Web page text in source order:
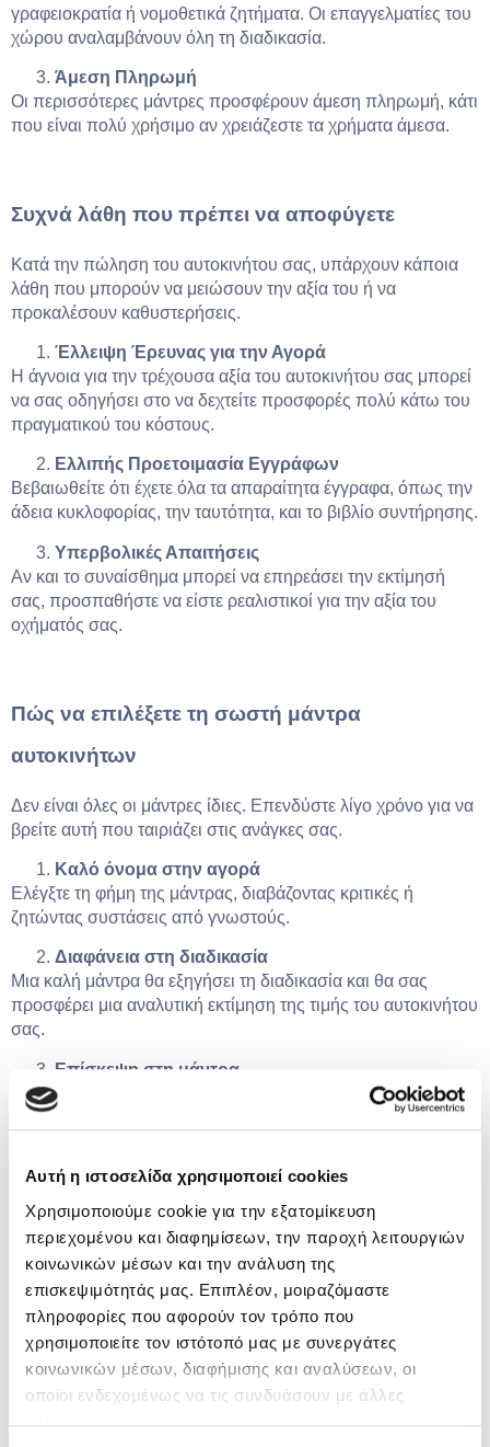
Αυτή η ιστοσελίδα χρησιμοποιεί cookies
Χρησιμοποιούμε cookie για την εξατομίκευση
περιεχομένου και διαφημίσεων, την παροχή λειτουργιών
κοινωνικών μέσων και την ανάλυση της
επισκεψιμότητάς μας. Επιπλέον, μοιραζόμαστε
πληροφορίες που αφορούν τον τρόπο που
χρησιμοποιείτε τον ιστότοπό μας με συνεργάτες
κοινωνικών μέσων, διαφήμισης και αναλύσεων, οι
οποίοι ενδεχομένως να τις συνδυάσουν με άλλες
γραφειοκρατία ή νομοθετικά ζητήματα. Οι επαγγελματίες του
χώρου αναλαμβάνουν όλη τη διαδικασία.
Άμεση Πληρωμή
Οι περισσότερες μάντρες προσφέρουν άμεση πληρωμή, κάτι
που είναι πολύ χρήσιμο αν χρειάζεστε τα χρήματα άμεσα.
Συχνά λάθη που πρέπει να αποφύγετε
Κατά την πώληση του αυτοκινήτου σας, υπάρχουν κάποια
λάθη που μπορούν να μειώσουν την αξία του ή να
προκαλέσουν καθυστερήσεις.
Έλλειψη Έρευνας για την Αγορά
Η άγνοια για την τρέχουσα αξία του αυτοκινήτου σας μπορεί
να σας οδηγήσει στο να δεχτείτε προσφορές πολύ κάτω του
πραγματικού του κόστους.
Ελλιπής Προετοιμασία Εγγράφων
Βεβαιωθείτε ότι έχετε όλα τα απαραίτητα έγγραφα, όπως την
άδεια κυκλοφορίας, την ταυτότητα, και το βιβλίο συντήρησης.
Υπερβολικές Απαιτήσεις
Αν και το συναίσθημα μπορεί να επηρεάσει την εκτίμησή
σας, προσπαθήστε να είστε ρεαλιστικοί για την αξία του
οχήματός σας.
Πώς να επιλέξετε τη σωστή μάντρα
αυτοκινήτων
Δεν είναι όλες οι μάντρες ίδιες. Επενδύστε λίγο χρόνο για να
βρείτε αυτή που ταιριάζει στις ανάγκες σας.
Καλό όνομα στην αγορά
Ελέγξτε τη φήμη της μάντρας, διαβάζοντας κριτικές ή
ζητώντας συστάσεις από γνωστούς.
Διαφάνεια στη διαδικασία
Μια καλή μάντρα θα εξηγήσει τη διαδικασία και θα σας
προσφέρει μια αναλυτική εκτίμηση της τιμής του αυτοκινήτου
σας.
Επίσκεψη στη μάντρα
Μια επίσκεψη θα σας δώσει την ευκαιρία να αξιολογήσετε
προσωπικά το επίπεδο εξυπηρέτησης.
Πώληση αυτοκινήτου & ασφάλεια αυτοκινήτου:
Τι ισχύει
Όταν πουλάτε ένα αυτοκίνητο, είναι σημαντικό να
κατανοήσετε τι γίνεται με τηνασφάλεια αυτοκινήτου
Η ασφάλεια σταματά να είναι σε ισχύ 30 ημέρες μετά τη
μεταβίβαση του αυτοκινήτου. Για τις υπόλοιπες ημέρες μέχρι
τη λήξη του συμβολαίου, επικοινωνήστε με την ασφαλιστική